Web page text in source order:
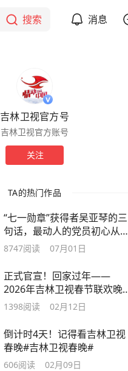
搜索 消息
吉林卫视官方号
吉林卫视官方账号
关注
TA的热门作品
“七一勋章”获得者吴亚琴的三
句话，最动人的党员初心从来
都在烟火人间
8747阅读 07月01日
正式官宣！回家过年——
2026年吉林卫视春节联欢晚
会节目单来了！
1398阅读 02月12日
倒计时4天！记得看吉林卫视
春晚#吉林卫视春晚#
606阅读 02月09日